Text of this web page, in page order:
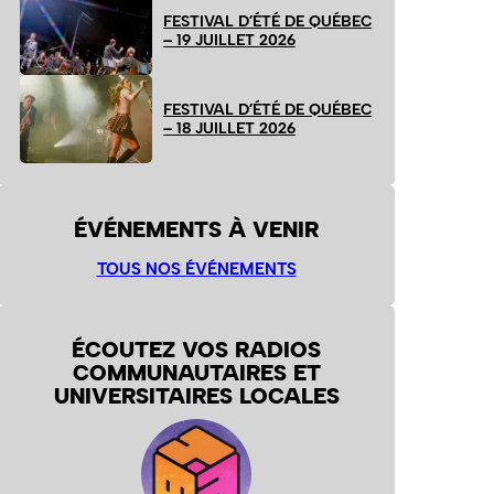
FESTIVAL D’ÉTÉ DE QUÉBEC
– 19 JUILLET 2026
FESTIVAL D’ÉTÉ DE QUÉBEC
– 18 JUILLET 2026
ÉVÉNEMENTS À VENIR
TOUS NOS ÉVÉNEMENTS
ÉCOUTEZ VOS RADIOS
COMMUNAUTAIRES ET
UNIVERSITAIRES LOCALES